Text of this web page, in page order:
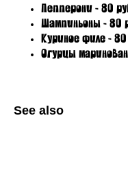
Пепперони - 80
Шампиньоны - 80
Куриное филе -
Огурцы
See also